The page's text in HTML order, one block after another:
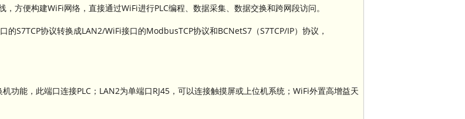
方便构建WiFi网络，直接通过WiFi进行PLC编程、数据采集、数据交换和跨网段访问。
S7TCP协议转换成LAN2/WiFi接口的ModbusTCP协议和BCNetS7（S7TCP/IP）协议，
功能，此端口连接PLC；LAN2为单端口RJ45，可以连接触摸屏或上位机系统；WiFi外置高增益天